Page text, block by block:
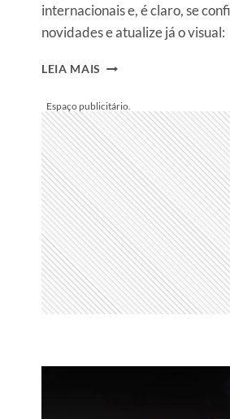
internacionais e, é claro, se
novidades e atualize já o visual:
LEIA MAIS BELEZA
–
TENDÊNCIAS
PARA
APOSTAR
JÁ